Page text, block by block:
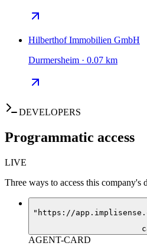
Hilberthof Immobilien GmbH
Durmersheim · 0.07 km
DEVELOPERS
Programmatic access
LIVE
Three ways to access this company's
"https://
AGENT-CARD